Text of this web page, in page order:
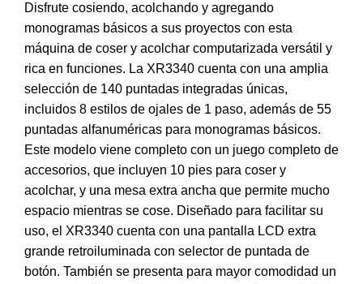
Disfrute cosiendo, acolchando y agregando
monogramas básicos a sus proyectos con esta
máquina de coser y acolchar computarizada versátil y
rica en funciones. La XR3340 cuenta con una amplia
selección de 140 puntadas integradas únicas,
incluidos 8 estilos de ojales de 1 paso, además de 55
puntadas alfanuméricas para monogramas básicos.
Este modelo viene completo con un juego completo de
accesorios, que incluyen 10 pies para coser y
acolchar, y una mesa extra ancha que permite mucho
espacio mientras se cose. Diseñado para facilitar su
uso, el XR3340 cuenta con una pantalla LCD extra
grande retroiluminada con selector de puntada de
botón. También se presenta para mayor comodidad un